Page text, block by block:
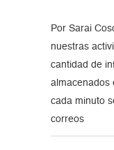
Por Sarai
nuestras
cantidad de
almacenados
cada minuto
correos